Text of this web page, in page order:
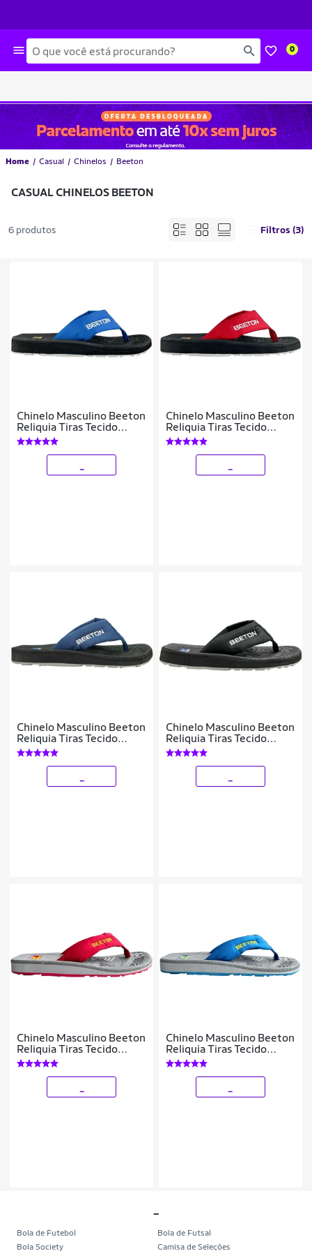
Busca 0
Home Casual Chinelos Beeton
CASUAL CHINELOS BEETON
6 produtos Filtros (3)
Chinelo Masculino Beeton
Reliquia Tiras Tecido
Ortopédico
Chinelo Masculino Beeton
Reliquia Tiras Tecido
Ortopédico
Chinelo Masculino Beeton
Reliquia Tiras Tecido
Ortopédico
Chinelo Masculino Beeton
Reliquia Tiras Tecido
Ortopédico
Chinelo Masculino Beeton
Reliquia Tiras Tecido
Ortopédico
Chinelo Masculino Beeton
Reliquia Tiras Tecido
Ortopédico
Bola de Futebol
Bola de Futsal
Bola Society
Camisa de Seleções